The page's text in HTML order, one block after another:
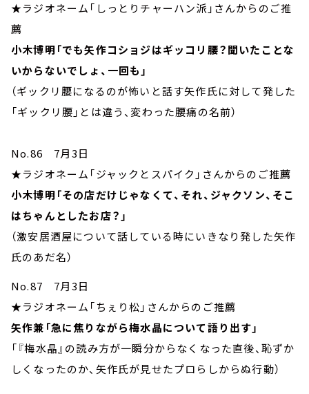
★ラジオネーム「しっとりチャーハン派」さんからのご推
薦
小木博明「でも矢作コショジはギッコリ腰？聞いたことな
いからないでしょ、一回も」
（ギックリ腰になるのが怖いと話す矢作氏に対して発した
「ギックリ腰」とは違う、変わった腰痛の名前）
No.86 7月3日
★ラジオネーム「ジャックとスパイク」さんからのご推薦
小木博明「その店だけじゃなくて、それ、ジャクソン、そこ
はちゃんとしたお店？」
（激安居酒屋について話している時にいきなり発した矢作
氏のあだ名）
No.87 7月3日
★ラジオネーム「ちぇり松」さんからのご推薦
矢作兼「急に焦りながら梅水晶について語り出す」
「『梅水晶』の読み方が一瞬分からなくなった直後、恥ずか
しくなったのか、矢作氏が見せたプロらしからぬ行動）